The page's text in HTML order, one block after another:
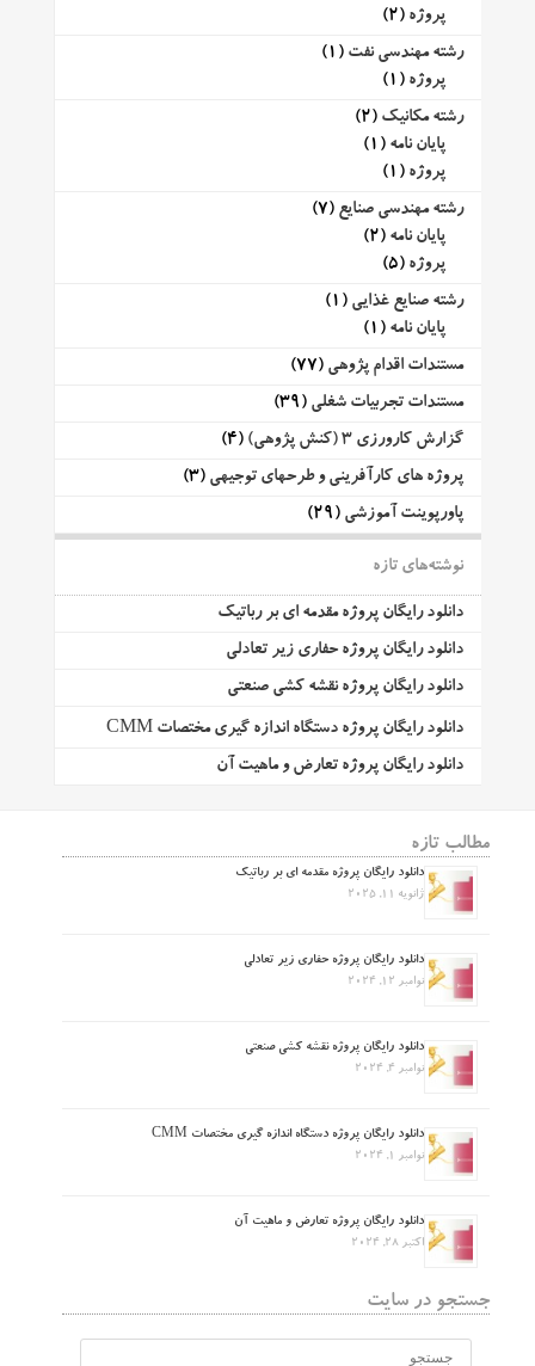
پروژه (2)
رشته مهندسی نفت (1)
پروژه (1)
رشته مکانیک (2)
پایان نامه (1)
پروژه (1)
رشته مهندسی صنایع (7)
پایان نامه (2)
پروژه (5)
رشته صنایع غذایی (1)
پایان نامه (1)
مستندات اقدام پژوهی (77)
مستندات تجربیات شغلی (39)
گزارش کارورزی 3 (کنش پژوهی)
(4)
پروژه های کارآفرینی و طرحهای توجیهی (3)
پاورپوینت آموزشی (29)
نوشته‌های تازه
دانلود رایگان پروژه مقدمه ای بر رباتیک
دانلود رایگان پروژه حفاری زیر تعادلی
دانلود رایگان پروژه نقشه کشی صنعتی
دانلود رایگان پروژه دستگاه اندازه گیری مختصات CMM
دانلود رایگان پروژه تعارض و ماهیت آن
مطالب تازه
دانلود رایگان پروژه مقدمه ای بر رباتیک
ژانویه 11, 2025
دانلود رایگان پروژه حفاری زیر تعادلی
نوامبر 12, 2024
دانلود رایگان پروژه نقشه کشی صنعتی
نوامبر 4, 2024
دانلود رایگان پروژه دستگاه اندازه گیری مختصات CMM
نوامبر 1, 2024
دانلود رایگان پروژه تعارض و ماهیت آن
اکتبر 28, 2024
جستجو در سایت